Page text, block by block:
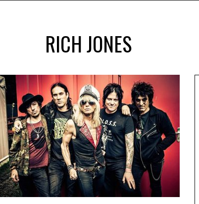
RICH JONES